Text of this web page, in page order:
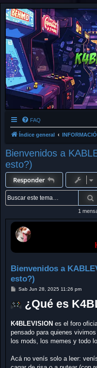
FAQ
Índice general
Bienvenidos a
esto?)
Responder
1
Bienvenidos a
esto?)
M
s
e
Sab Jun 28, 2025 11:26 pm
¿Qué es
K4BLEVISION es el foro
pensado para quienes
los mods, los memes y todo
Acá no venís solo a leer: